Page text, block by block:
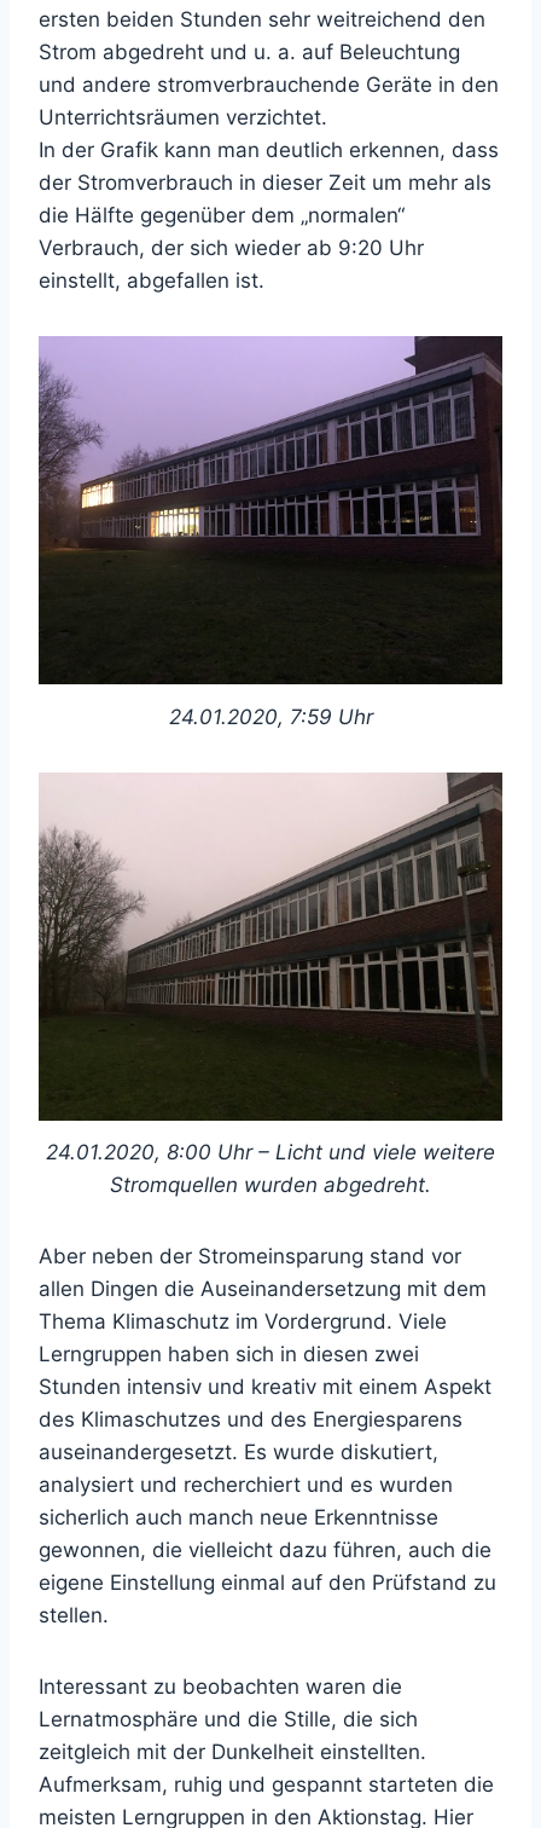
ersten beiden Stunden sehr weitreichend den
Strom abgedreht und u. a. auf Beleuchtung
und andere stromverbrauchende Geräte in den
Unterrichtsräumen verzichtet.
In der Grafik kann man deutlich erkennen, dass
der Stromverbrauch in dieser Zeit um mehr als
die Hälfte gegenüber dem „normalen“
Verbrauch, der sich wieder ab 9:20 Uhr
einstellt, abgefallen ist.
24.01.2020, 7:59 Uhr
24.01.2020, 8:00 Uhr – Licht und viele weitere
Stromquellen wurden abgedreht.
Aber neben der Stromeinsparung stand vor
allen Dingen die Auseinandersetzung mit dem
Thema Klimaschutz im Vordergrund. Viele
Lerngruppen haben sich in diesen zwei
Stunden intensiv und kreativ mit einem Aspekt
des Klimaschutzes und des Energiesparens
auseinandergesetzt. Es wurde diskutiert,
analysiert und recherchiert und es wurden
sicherlich auch manch neue Erkenntnisse
gewonnen, die vielleicht dazu führen, auch die
eigene Einstellung einmal auf den Prüfstand zu
stellen.
Interessant zu beobachten waren die
Lernatmosphäre und die Stille, die sich
zeitgleich mit der Dunkelheit einstellten.
Aufmerksam, ruhig und gespannt starteten die
meisten Lerngruppen in den Aktionstag. Hier